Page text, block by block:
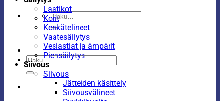
Etsi:
Etsi:
Laatikot
Korit
Kenkätelineet
Vaatesäilytys
Vesiastiat ja ämpärit
Piensäilytys
Siivous
Siivous
Jätteiden käsittely
Siivousvälineet